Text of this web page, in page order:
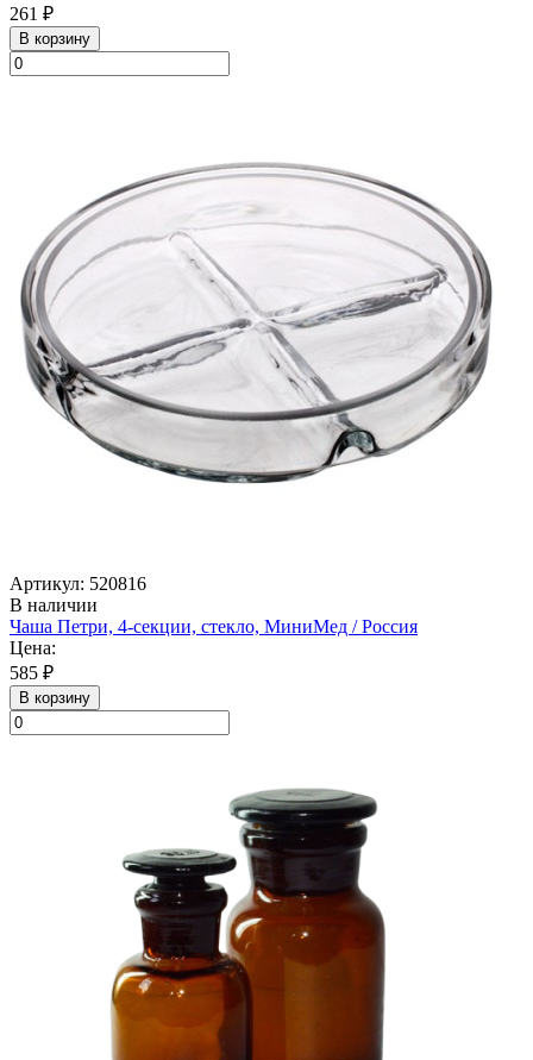
261 ₽
В корзину
Артикул: 520816
В наличии
Чаша Петри, 4-секции, стекло, МиниМед / Россия
Цена:
585 ₽
В корзину